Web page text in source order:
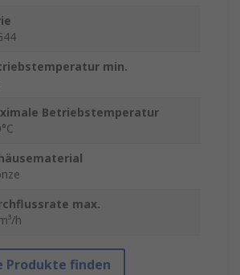
min.
Betriebstemperatur
max.
h
Produkte finden